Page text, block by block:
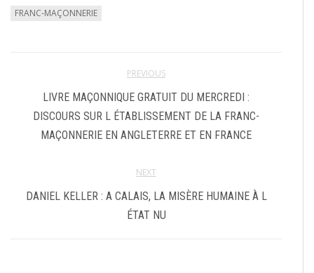
FRANC-MAÇONNERIE
PREVIOUS
LIVRE MAÇONNIQUE GRATUIT DU MERCREDI :
DISCOURS SUR L ÉTABLISSEMENT DE LA FRANC-
MAÇONNERIE EN ANGLETERRE ET EN FRANCE
NEXT
DANIEL KELLER : A CALAIS, LA MISÈRE HUMAINE À L
ÉTAT NU